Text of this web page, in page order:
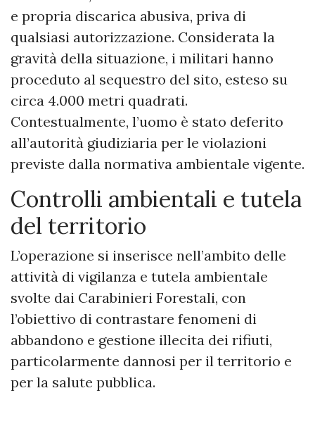
e propria discarica abusiva, priva di
qualsiasi autorizzazione. Considerata la
gravità della situazione, i militari hanno
proceduto al sequestro del sito, esteso su
circa 4.000 metri quadrati.
Contestualmente, l’uomo è stato deferito
all’autorità giudiziaria per le violazioni
previste dalla normativa ambientale vigente.
Controlli ambientali e tutela
del territorio
L’operazione si inserisce nell’ambito delle
attività di vigilanza e tutela ambientale
svolte dai Carabinieri Forestali, con
l’obiettivo di contrastare fenomeni di
abbandono e gestione illecita dei rifiuti,
particolarmente dannosi per il territorio e
per la salute pubblica.